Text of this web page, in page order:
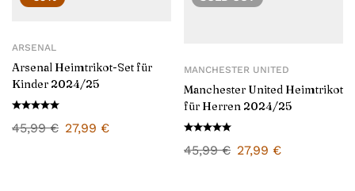
ARSENAL
Arsenal Heimtrikot-Set für
Kinder 2024/25
45,99€ 27,99 €
MANCHESTER UNITED
Manchester United Heimtrikot
für Herren 2024/25
45,99€ 27,99 €